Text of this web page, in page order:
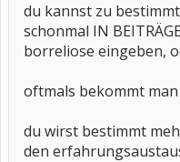
du kannst zu
schonmal IN
borreliose eingeben,
oftmals bekommt
du wirst bestimmt
den